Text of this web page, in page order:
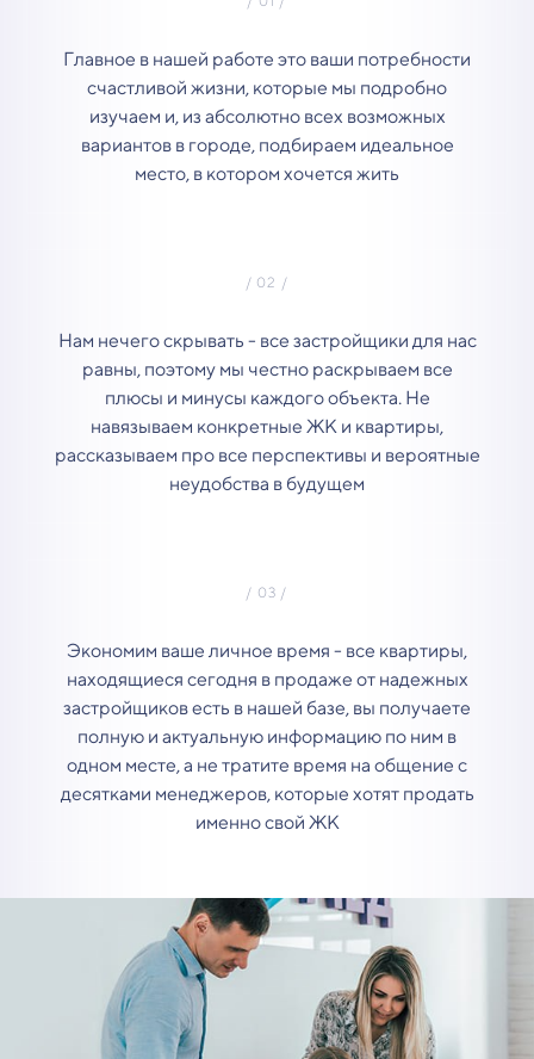
Главное в нашей работе это ваши потребности
счастливой жизни, которые мы подробно
изучаем и, из абсолютно всех возможных
вариантов в городе, подбираем идеальное
место, в котором хочется жить
Нам нечего скрывать - все застройщики для нас
равны, поэтому мы честно раскрываем все
плюсы и минусы каждого объекта. Не
навязываем конкретные ЖК и квартиры,
рассказываем про все перспективы и вероятные
неудобства в будущем
Экономим ваше личное время - все квартиры,
находящиеся сегодня в продаже от надежных
застройщиков есть в нашей базе, вы получаете
полную и актуальную информацию по ним в
одном месте, а не тратите время на общение с
десятками менеджеров, которые хотят продать
именно свой ЖК